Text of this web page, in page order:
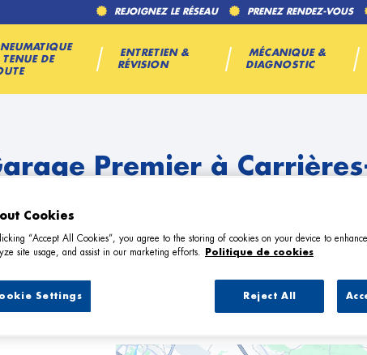
REJOIGNEZ LE RÉSEAU PRENEZ RENDEZ-VOUS
DE
ENTRETIEN &
RÉVISION
MÉCANIQUE &
DIAGNOSTIC
Premier à
7 Garage Premier à Carrières-sur-
Cookies
“Accept All Cookies”, you agree to the storing of cookies on your device to
site usage, and assist in our marketing efforts.
Politique de cookies
Reject All
Settings